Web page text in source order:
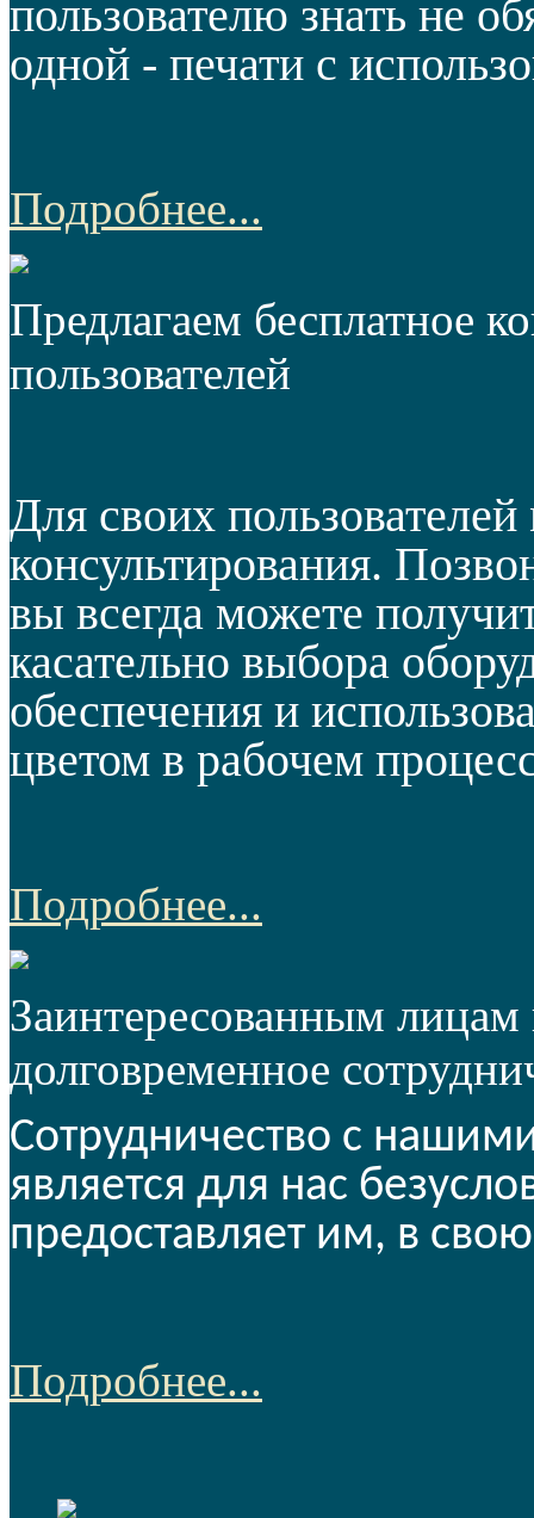
пользователю знать не
одной - печати с
Подробнее...
Предлагаем бесплатное
пользователей
Для своих
консультирования.
вы всегда можете
касательно выбора
обеспечения и
цветом в рабочем
Подробнее...
Заинтересованным лицам
долговременное
Сотрудничество с
является для нас
предоставляет им, в
Подробнее...